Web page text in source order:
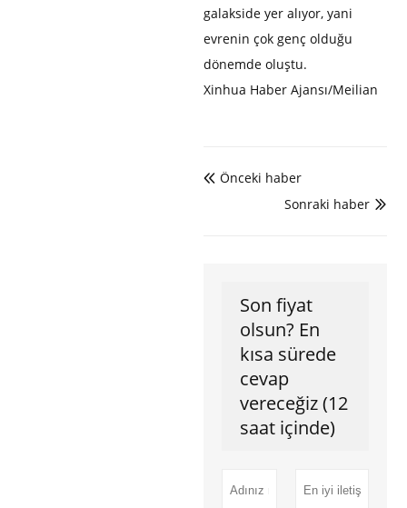
galakside yer alıyor, yani
evrenin çok genç olduğu
dönemde oluştu.
Xinhua Haber Ajansı/Meilian
 Önceki haber

Sonraki haber
Son fiyat
olsun? En
kısa sürede
cevap
vereceğiz (12
saat içinde)